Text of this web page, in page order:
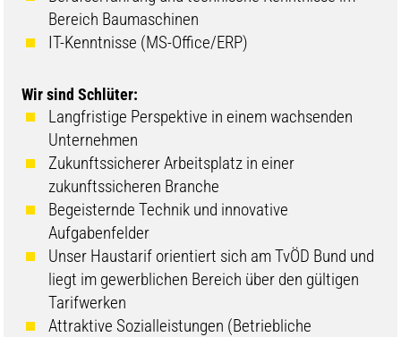
Bereich Baumaschinen
IT-Kenntnisse (MS-Office/ERP)
Wir sind Schlüter:
Langfristige Perspektive in einem wachsenden
Unternehmen
Zukunftssicherer Arbeitsplatz in einer
zukunftssicheren Branche
Begeisternde Technik und innovative
Aufgabenfelder
Unser Haustarif orientiert sich am TvÖD Bund und
liegt im gewerblichen Bereich über den gültigen
Tarifwerken
Attraktive Sozialleistungen (Betriebliche